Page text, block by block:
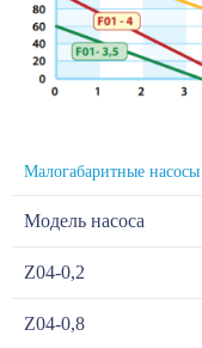
Малогабаритные
Модель насоса
Z04-0,2
Z04-0,8